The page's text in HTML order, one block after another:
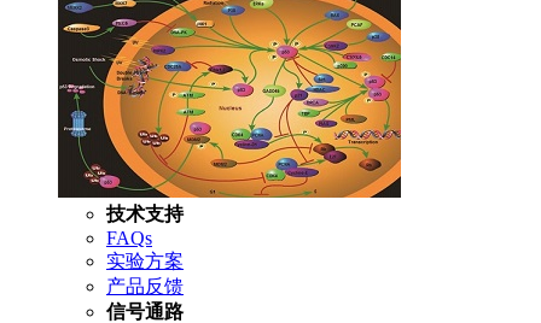
技术支持
FAQs
实验方案
产品反馈
信号通路